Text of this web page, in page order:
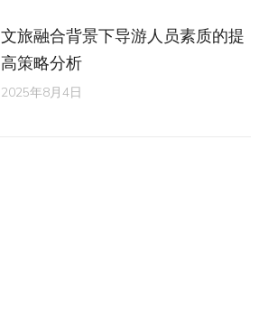
文旅融合背景下导游人员素质的提
高策略分析
2025年8月4日